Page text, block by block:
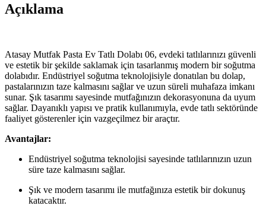
Açıklama
Atasay Mutfak Pasta Ev Tatlı Dolabı 06, evdeki tatlılarınızı güvenli
ve estetik bir şekilde saklamak için tasarlanmış modern bir soğutma
dolabıdır. Endüstriyel soğutma teknolojisiyle donatılan bu dolap,
pastalarınızın taze kalmasını sağlar ve uzun süreli muhafaza imkanı
sunar. Şık tasarımı sayesinde mutfağınızın dekorasyonuna da uyum
sağlar. Dayanıklı yapısı ve pratik kullanımıyla, evde tatlı sektöründe
faaliyet gösterenler için vazgeçilmez bir araçtır.
Avantajlar:
Endüstriyel soğutma teknolojisi sayesinde tatlılarınızın uzun
süre taze kalmasını sağlar.
Şık ve modern tasarımı ile mutfağınıza estetik bir dokunuş
katacaktır.